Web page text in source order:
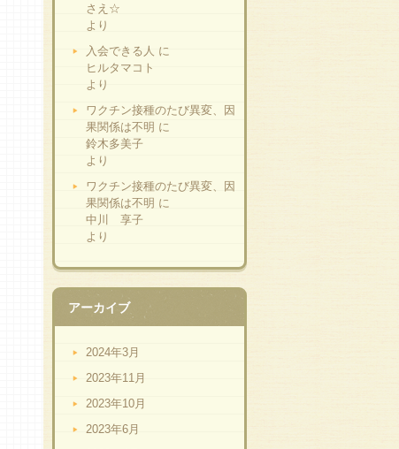
さえ☆
より
入会できる人 に
ヒルタマコト
より
ワクチン接種のたび異変、因
果関係は不明 に
鈴木多美子
より
ワクチン接種のたび異変、因
果関係は不明 に
中川 享子
より
アーカイブ
2024年3月
2023年11月
2023年10月
2023年6月